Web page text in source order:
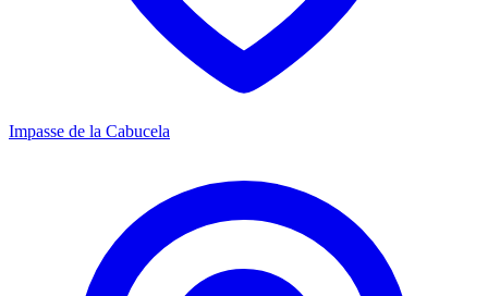
Impasse de la Cabucela